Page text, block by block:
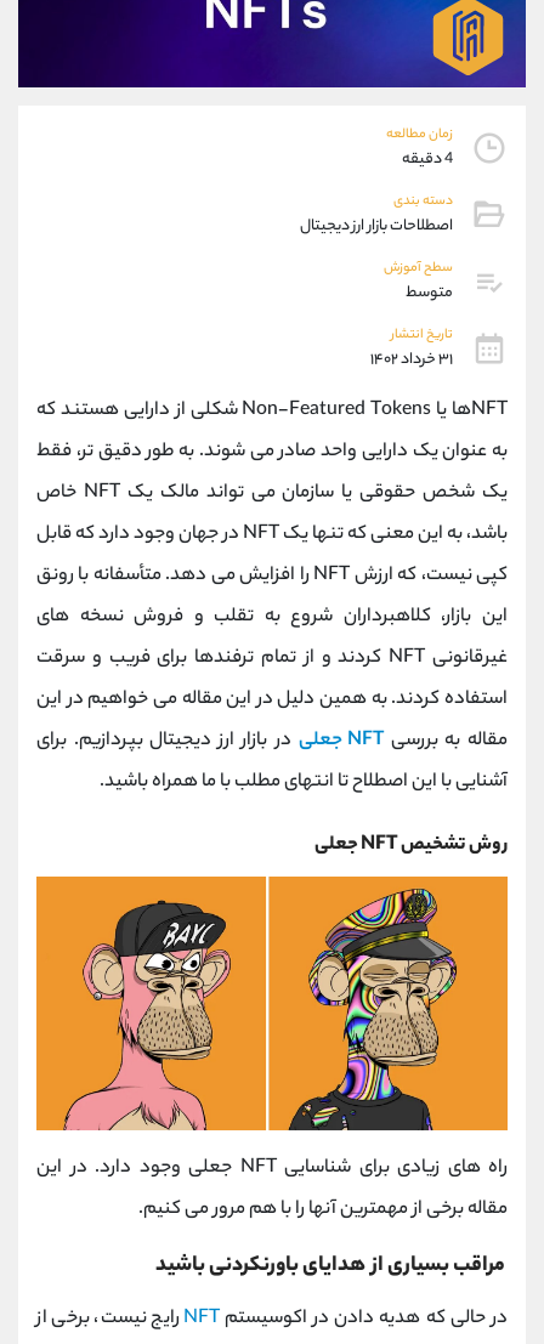
زمان مطالعه
4 دقیقه
دسته بندی
اصطلاحات بازار ارز دیجیتال
سطح آموزش
متوسط
تاریخ انتشار
۳۱ خرداد ۱۴۰۲
NFTها یا Non-Featured Tokens شکلی از دارایی هستند که
به عنوان یک دارایی واحد صادر می شوند. به طور دقیق تر، فقط
یک شخص حقوقی یا سازمان می تواند مالک یک NFT خاص
باشد، به این معنی که تنها یک NFT در جهان وجود دارد که قابل
کپی نیست، که ارزش NFT را افزایش می دهد. متأسفانه با رونق
این بازار، کلاهبرداران شروع به تقلب و فروش نسخه های
غیرقانونی NFT کردند و از تمام ترفندها برای فریب و سرقت
استفاده کردند. به همین دلیل در این مقاله می خواهیم در این
مقاله به بررسیNFT جعلی
در بازار ارز دیجیتال بپردازیم. برای
آشنایی با این اصطلاح تا انتهای مطلب با ما همراه باشید.
روش تشخیص NFT جعلی
راه های زیادی برای شناسایی NFT جعلی وجود دارد. در این
مقاله برخی از مهمترین آنها را با هم مرور می کنیم.
مراقب بسیاری از هدایای باورنکردنی باشید
در حالی که هدیه دادن در اکوسیستمNFT رایج نیست، برخی از
واتساپ
تلگرام
پشتیبان فروش
موبایل
واتساپ
داخلی
اطلاعات تماس (دفتر فروش)
تلفن 021-22021030
بدون پیش شماره 90001030
اینستاگرام @alireza.mehrabii
کانال تلگرام @alirezamehrabi_com